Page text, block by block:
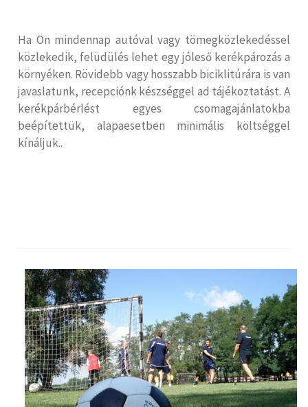
Ha Ön mindennap autóval vagy tömegközlekedéssel
közlekedik, felüdülés lehet egy jóleső kerékpározás a
környéken. Rövidebb vagy hosszabb biciklitúrára is van
javaslatunk, recepciónk készséggel ad tájékoztatást. A
kerékpárbérlést egyes csomagajánlatokba
beépítettük, alapaesetben minimális költséggel
kínáljuk..